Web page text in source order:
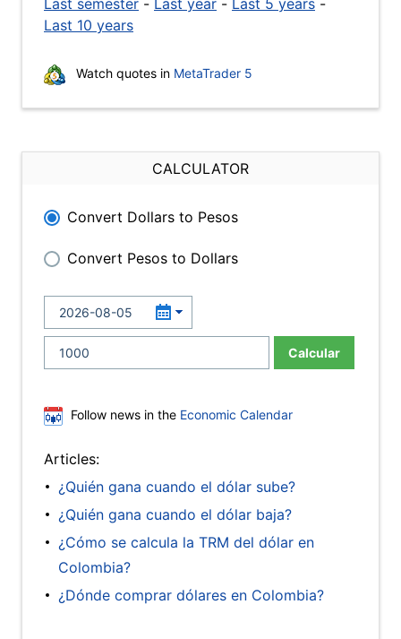
Last semester - Last year - Last 5 years -
Last 10 years
Watch quotes in MetaTrader 5
CALCULATOR
Convert Dollars to Pesos
Convert Pesos to Dollars
Calcular
Follow news in the Economic Calendar
Articles:
¿Quién gana cuando el dólar sube?
¿Quién gana cuando el dólar baja?
¿Cómo se calcula la TRM del dólar en
Colombia?
¿Dónde comprar dólares en Colombia?